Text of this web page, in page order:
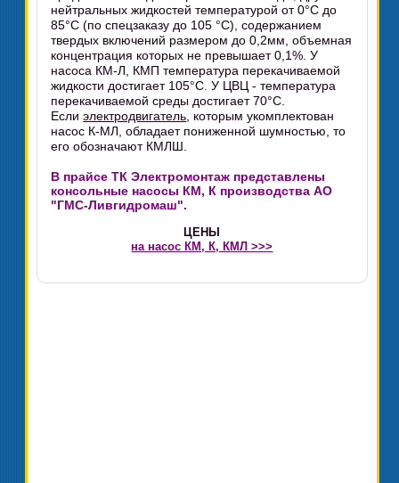
нейтральных жидкостей температурой от 0°С до
85°С (по спецзаказу до 105 °С), содержанием
твердых включений размером до 0,2мм, объемная
концентрация которых не превышает 0,1%. У
насоса КМ-Л, КМП температура перекачиваемой
жидкости достигает 105°С. У ЦВЦ - температура
перекачиваемой среды достигает 70°С.
Еслиэлектродвигатель , которым укомплектован
насос К-МЛ, обладает пониженной шумностью, то
его обозначают КМЛШ.
В прайсе ТК Электромонтаж представлены
консольные насосы КМ, К производства АО
"ГМС-Ливгидромаш".
ЦЕНЫ
на насос КМ, К, КМЛ >>>